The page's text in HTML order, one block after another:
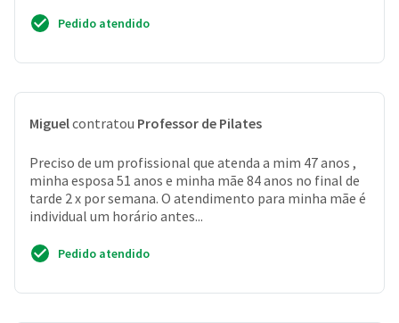
Pedido atendido
Miguelcontratou Professor de Pilates
Preciso de um profissional que atenda a mim 47 anos ,
minha esposa 51 anos e minha mãe 84 anos no final de
tarde 2 x por semana. O atendimento para minha mãe é
individual um horário antes...
Pedido atendido